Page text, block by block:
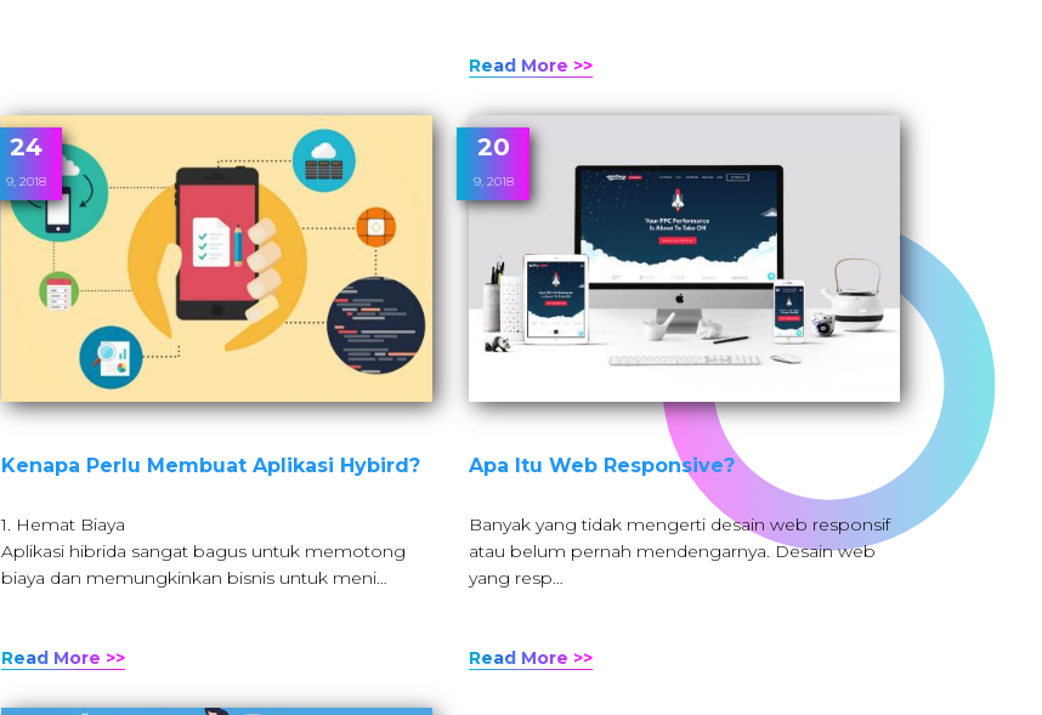
Read More >>
24
9, 2018
Kenapa Perlu Membuat Aplikasi Hybird?
1. Hemat Biaya
Aplikasi hibrida sangat bagus untuk memotong
biaya dan memungkinkan bisnis untuk meni…
Read More >>
20
9, 2018
Apa Itu Web Responsive?
Banyak yang tidak mengerti desain web responsif
atau belum pernah mendengarnya. Desain web
yang resp…
Read More >>